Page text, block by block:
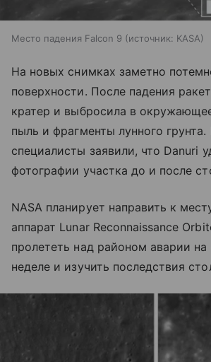
Место падения Falcon 9 источник: KASA
На новых снимках заметно
поверхности. После падения
кратер и выбросила в
пыль и фрагменты лунного
специалисты заявили, что Danuri
фотографии участка до и после
NASA планирует направить к
аппарат Lunar Reconnaissance
пролететь над районом аварии
неделе и изучить последствия